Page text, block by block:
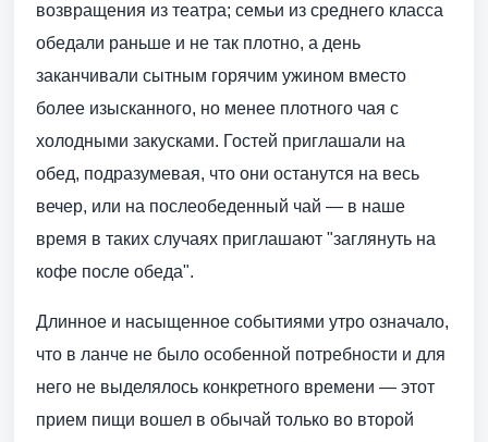
возвращения из театра; семьи из среднего класса
обедали раньше и не так плотно, а день
заканчивали сытным горячим ужином вместо
более изысканного, но менее плотного чая с
холодными закусками. Гостей приглашали на
обед, подразумевая, что они останутся на весь
вечер, или на послеобеденный чай — в наше
время в таких случаях приглашают "заглянуть на
кофе после обеда".
Длинное и насыщенное событиями утро означало,
что в ланче не было особенной потребности и для
него не выделялось конкретного времени — этот
прием пищи вошел в обычай только во второй